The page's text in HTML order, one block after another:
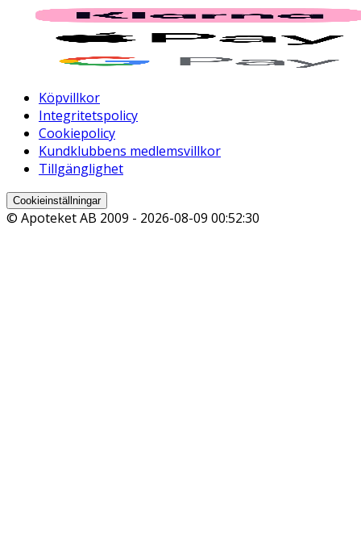
Köpvillkor
Integritetspolicy
Cookiepolicy
Kundklubbens medlemsvillkor
Tillgänglighet
Cookieinställningar
© Apoteket AB 2009 - 2026-08-09 00:52:30